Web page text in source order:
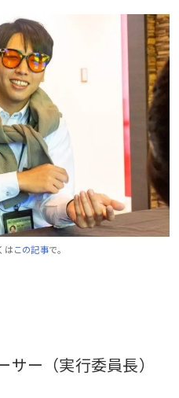
はこの記事で。
サー（実行委員長）